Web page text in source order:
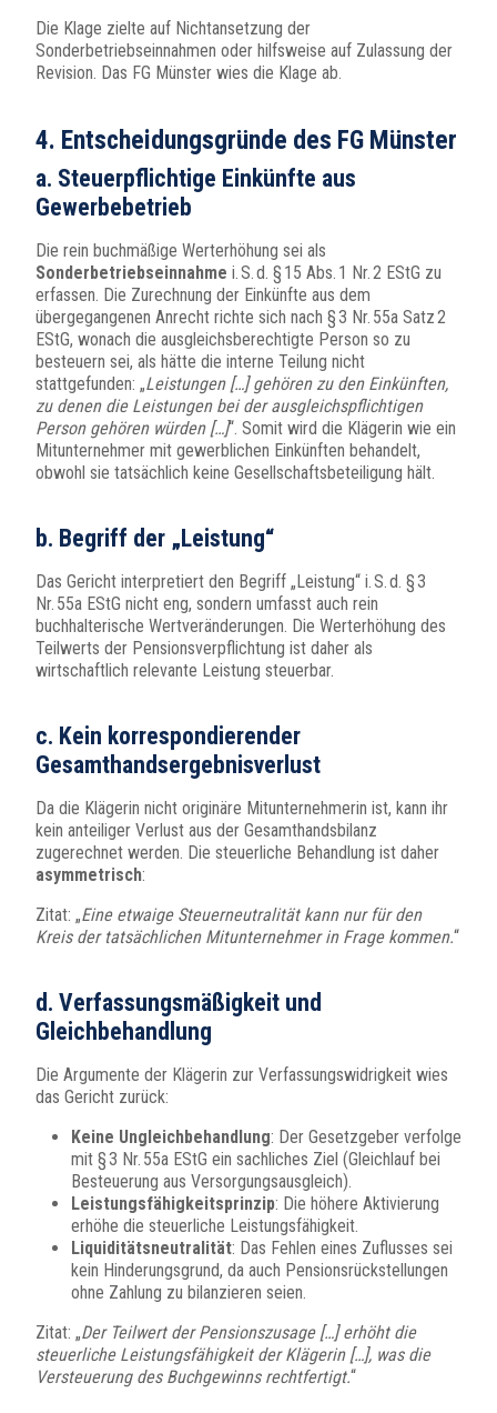
Die Klage zielte auf Nichtansetzung der
Sonderbetriebseinnahmen oder hilfsweise auf Zulassung der
Revision. Das FG Münster wies die Klage ab.
4. Entscheidungsgründe des FG Münster
a. Steuerpflichtige Einkünfte aus
Gewerbebetrieb
Die rein buchmäßige Werterhöhung sei als
Sonderbetriebseinnahme i. S. d. § 15 Abs. 1 Nr. 2 EStG zu
erfassen. Die Zurechnung der Einkünfte aus dem
übergegangenen Anrecht richte sich nach § 3 Nr. 55a Satz 2
EStG, wonach die ausgleichsberechtigte Person so zu
besteuern sei, als hätte die interne Teilung nicht
stattgefunden: „Leistungen […] gehören zu den Einkünften,
zu denen die Leistungen bei der ausgleichspflichtigen
Person gehören würden […]“. Somit wird die Klägerin wie ein
Mitunternehmer mit gewerblichen Einkünften behandelt,
obwohl sie tatsächlich keine Gesellschaftsbeteiligung hält.
b. Begriff der „Leistung“
Das Gericht interpretiert den Begriff „Leistung“ i. S. d. § 3
Nr. 55a EStG nicht eng, sondern umfasst auch rein
buchhalterische Wertveränderungen. Die Werterhöhung des
Teilwerts der Pensionsverpflichtung ist daher als
wirtschaftlich relevante Leistung steuerbar.
c. Kein korrespondierender
Gesamthandsergebnisverlust
Da die Klägerin nicht originäre Mitunternehmerin ist, kann ihr
kein anteiliger Verlust aus der Gesamthandsbilanz
zugerechnet werden. Die steuerliche Behandlung ist daher
asymmetrisch:
Zitat: „Eine etwaige Steuerneutralität kann nur für den
Kreis der tatsächlichen Mitunternehmer in Frage kommen.“
d. Verfassungsmäßigkeit und
Gleichbehandlung
Die Argumente der Klägerin zur Verfassungswidrigkeit wies
das Gericht zurück:
Keine Ungleichbehandlung: Der Gesetzgeber verfolge
mit § 3 Nr. 55a EStG ein sachliches Ziel (Gleichlauf bei
Besteuerung aus Versorgungsausgleich).
Leistungsfähigkeitsprinzip: Die höhere Aktivierung
erhöhe die steuerliche Leistungsfähigkeit.
Liquiditätsneutralität: Das Fehlen eines Zuflusses sei
kein Hinderungsgrund, da auch Pensionsrückstellungen
ohne Zahlung zu bilanzieren seien.
Zitat: „Der Teilwert der Pensionszusage […] erhöht die
steuerliche Leistungsfähigkeit der Klägerin […], was die
Versteuerung des Buchgewinns rechtfertigt.“